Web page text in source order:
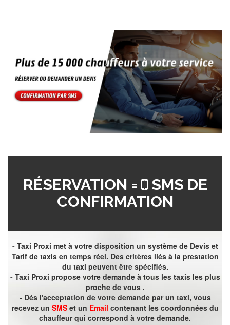
RÉSERVATION =
SMS DE
CONFIRMATION
- Taxi Proxi met à votre disposition un système de Devis et
Tarif de taxis en temps réel. Des critères liés à la prestation
du taxi peuvent être spécifiés.
- Taxi Proxi propose votre demande à tous les taxis les plus
proche de vous .
- Dés l'acceptation de votre demande par un taxi, vous
recevez un SMSet un Email contenant les coordonnées du
chauffeur qui correspond à votre demande.